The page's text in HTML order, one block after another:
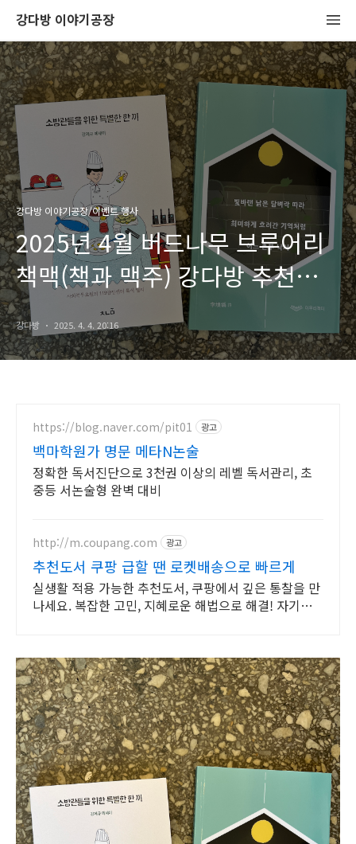
강다방 이야기공장
강다방 이야기공장/이벤트 행사
2025년 4월 버드나무 브루어리
책맥(책과 맥주) 강다방 추천
도서
강다방 2025. 4. 4. 20:16
https://blog.naver.com/pit01 광고
백마학원가 명문 메타N논술
정확한 독서진단으로 3천권 이상의 레벨 독서관리, 초
중등 서논술형 완벽 대비
http://m.coupang.com 광고
추천도서 쿠팡 급할 땐 로켓배송으로 빠르게
실생활 적용 가능한 추천도서, 쿠팡에서 깊은 통찰을 만
나세요. 복잡한 고민, 지혜로운 해법으로 해결! 자기계